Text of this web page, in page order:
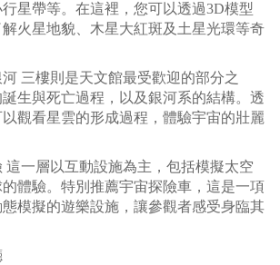
星帶等。在這裡，您可以透過3D模型
火星地貌、木星大紅斑及土星光環等奇
三樓則是天文館最受歡迎的部分之
生與死亡過程，以及銀河系的結構。透
觀看星雲的形成過程，體驗宇宙的壯麗
這一層以互動設施為主，包括模擬太空
體驗。特別推薦宇宙探險車，這是一項
模擬的遊樂設施，讓參觀者感受身臨其